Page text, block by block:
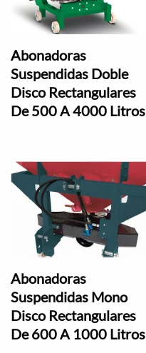
Abonadoras
Suspendidas Doble
Disco Rectangulares
De 500 A 4000 Litros
Abonadoras
Suspendidas Mono
Disco Rectangulares
De 600 A 1000 Litros